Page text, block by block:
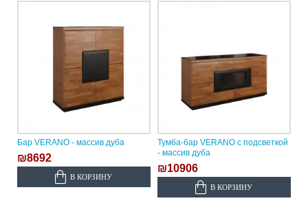
Бар VERANO - массив дуба
₪8692
В КОРЗИНУ
Тумба-бар VERANO с подсветкой
- массив дуба
₪10906
В КОРЗИНУ